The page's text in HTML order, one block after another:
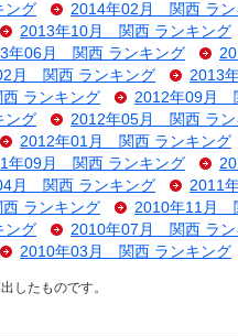
ング 2014年02月 関西 ラン
2013年10月 関西 ランキング
年06月 関西 ランキング
月 関西 ランキング 2013
ランキング 2012年09月
ング 2012年05月 関西 ラン
2012年01月 関西 ランキング
年09月 関西 ランキング
月 関西 ランキング 2011
ランキング 2010年11月
ング 2010年07月 関西 ラン
2010年03月 関西 ランキング
したものです。